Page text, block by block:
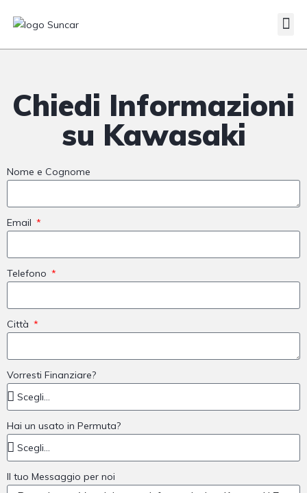
Chiedi Informazioni
su Kawasaki
Nome e Cognome
Email
Telefono
Città
Vorresti Finanziare?
Hai un usato in Permuta?
Il tuo Messaggio per noi